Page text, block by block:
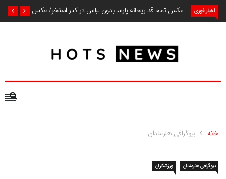
اخبار فوری عکس تمام قد ریحانه پارسا بدون لباس در کنار استخر/ عکس
خانه بیوگرافی هنرمندان
بیوگرافی هنرمندان ورزشکاران